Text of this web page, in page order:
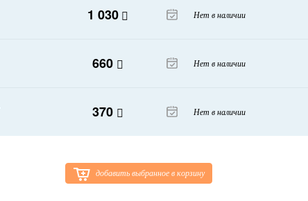
1 030 Нет в наличии
660 Нет в наличии
370 Нет в наличии
добавить выбранное в корзину